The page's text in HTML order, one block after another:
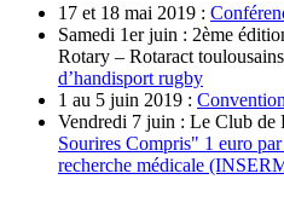
17 et 18 mai 2019 :
Samedi 1er juin : 2ème
Rotary – Rotaract
d’handisport rugby
1 au 5 juin 2019 :
Vendredi 7 juin : Le Club de
Sourires Compris" 1 euro
recherche médicale